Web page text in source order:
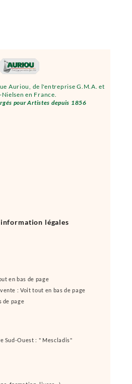
Auriou, de l'entreprise G.M.A. et
Nielsen en France.
pour Artistes depuis 1856
légales
en bas de page
: Voit tout en bas de page
de page
Sud-Ouest : " Mescladis"